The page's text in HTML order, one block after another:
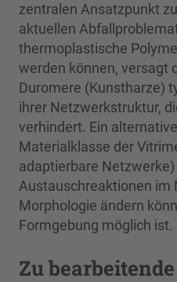
zentralen Ansatzpunkt
aktuellen
thermoplastische
werden können, versagt
Duromere (Kunstharze)
ihrer Netzwerkstruktur,
verhindert. Ein
Materialklasse der
adaptierbare Netzwerke)
Austauschreaktionen im
Morphologie ändern
Formgebung möglich ist.
Zu